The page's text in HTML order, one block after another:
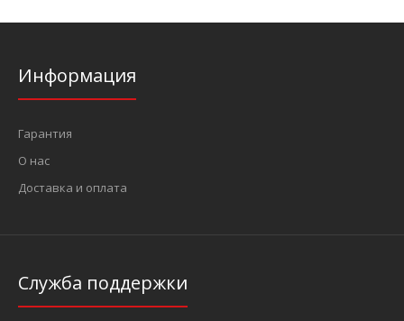
1/4" Головка-бита Torx с отверствием Т35Н, L=32 мм (FORCE
Информация
Гарантия
О нас
Доставка и оплата
Служба поддержки